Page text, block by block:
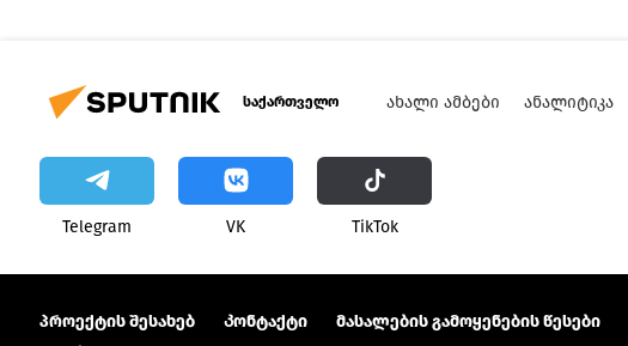
საქართველო ᲐᲮᲐᲚᲘ ᲐᲛᲑᲔᲑᲘ ᲐᲜᲐᲚᲘᲢᲘᲙᲐ
Telegram VK ТikТоk
პროექტის შესახებ Კონტაქტი მასალების გამოყენების წესები